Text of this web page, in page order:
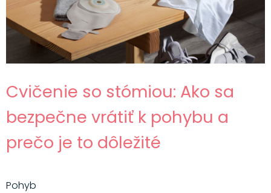
Cvičenie so stómiou: Ako sa
bezpečne vrátiť k pohybu a
prečo je to dôležité
Pohyb